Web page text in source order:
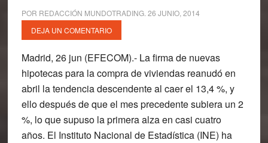
POR REDACCIÓN MUNDOTRADING. 26 JUNIO, 2014
DEJA UN COMENTARIO
Madrid, 26 jun (EFECOM).- La firma de nuevas
hipotecas para la compra de viviendas reanudó en
abril la tendencia descendente al caer el 13,4 %, y
ello después de que el mes precedente subiera un 2
%, lo que supuso la primera alza en casi cuatro
años. El Instituto Nacional de Estadística (INE) ha